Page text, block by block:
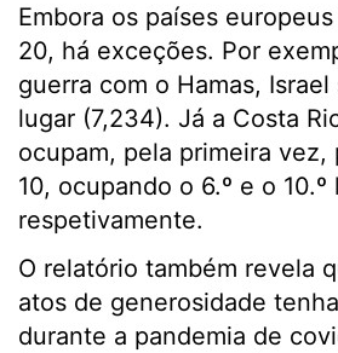
Embora os países
20, há exceções. Por
guerra com o Hamas, Israel
lugar (7,234). Já a Costa
ocupam, pela primeira
10, ocupando o 6.º e o 10.º
respetivamente.
O relatório também revela
atos de generosidade
durante a pandemia de